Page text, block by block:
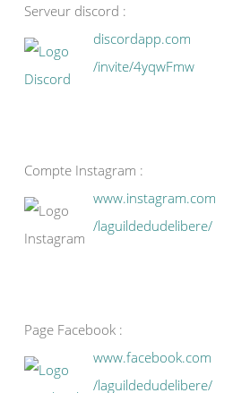
Serveur discord :
discordapp.com
/invite/4yqwFmw
Compte Instagram :
www.instagram.com
/laguildedudelibere/
Page Facebook :
www.facebook.com
/laguildedudelibere/